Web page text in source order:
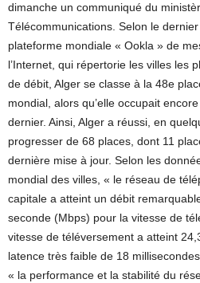
dimanche un communiqué du
Télécommunications. Selon le
plateforme mondiale « Ookla » de
l’Internet, qui répertorie les villes les
de débit, Alger se classe à la 48e
mondial, alors qu’elle occupait
dernier. Ainsi, Alger a réussi, en
progresser de 68 places, dont 11
dernière mise à jour. Selon les
mondial des villes, « le réseau de
capitale a atteint un débit
seconde (Mbps) pour la vitesse de
vitesse de téléversement a atteint
latence très faible de 18
« la performance et la stabilité du